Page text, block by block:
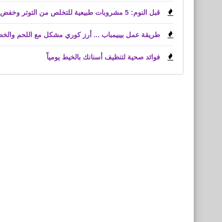
قبل النوم: 5 مشروبات طبيعية للتخلص من التوتر وخفض الكوليسترول
طريقة عمل بيبيمباب ... أرز كوري مشكل مع اللحم
فوائد صحية لتنظيف أسنانك بالخيط يومياً